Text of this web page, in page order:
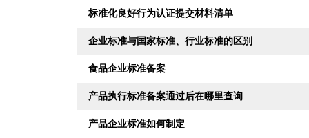
标准化良好行为认证提交材料清单
企业标准与国家标准、行业标准的区别
食品企业标准备案
产品执行标准备案通过后在哪里查询
产品企业标准如何制定